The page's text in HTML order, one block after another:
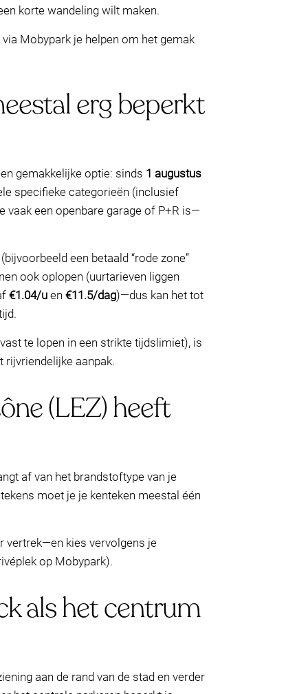
korte wandeling wilt maken.
Mobypark je helpen om het gemak
erg beperkt
gemakkelijke optie: sinds 1 augustus
specifieke categorieën (inclusief
vaak een openbare garage of P+R is—
een betaald “rode zone”
ook oplopen (uurtarieven liggen
€1.04/u en €11.5/dag)—dus kan het tot
te lopen in een strikte tijdslimiet), is
rijvriendelijke aanpak.
(LEZ) heeft
af van het brandstoftype van je
moet je je kenteken meestal één
vertrek—en kies vervolgens je
op Mobypark).
als het centrum
aan de rand van de stad en verder